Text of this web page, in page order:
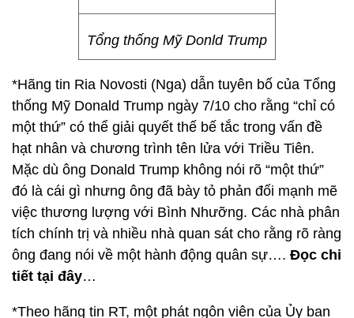
Tổng thống Mỹ Donld Trump
*Hãng tin Ria Novosti (Nga) dẫn tuyên bố của Tổng
thống Mỹ Donald Trump ngày 7/10 cho rằng “chỉ có
một thứ” có thể giải quyết thế bế tắc trong vấn đề
hạt nhân và chương trình tên lửa với Triều Tiên.
Mặc dù ông Donald Trump không nói rõ “một thứ”
đó là cái gì nhưng ông đã bày tỏ phản đối mạnh mẽ
việc thương lượng với Bình Nhưỡng. Các nhà phân
tích chính trị và nhiều nhà quan sát cho rằng rõ ràng
ông đang nói về một hành động quân sự…. Đọc chi
tiết tại đây…
*Theo hãng tin RT, một phát ngôn viên của Ủy ban